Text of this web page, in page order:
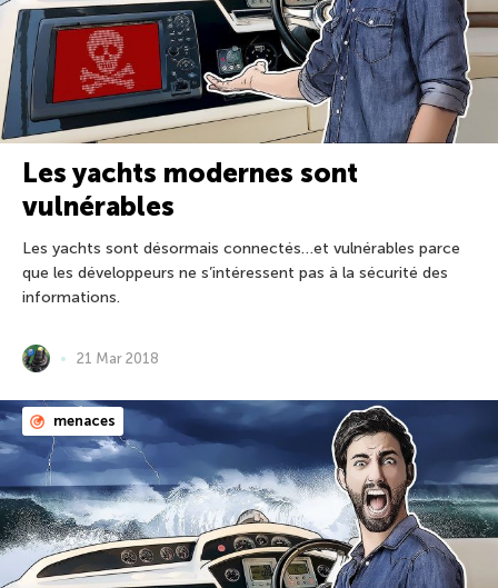
Les yachts modernes sont
vulnérables
Les yachts sont désormais connectés…et vulnérables parce
que les développeurs ne s’intéressent pas à la sécurité des
informations.
21 Mar 2018
menaces